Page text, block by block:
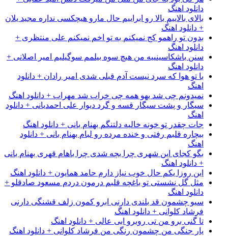
دانلود اهنگ
بالای بالاییم بالا رو ابراییم حال مارو هیچکسی نداره مجید یلان
+ دانلود اهنگ
بدون تو راهمو کج نمیکنم به تو اخم نمیکنم علی منتظری +
دانلود اهنگ
سنن باشکاسینییه من هیچ سوه بیلمم سوگیلیم امیر اصلانی +
دانلود اهنگ
با تو هوا که سرد نیست آدم قبلی شدی امیر رادان + دانلود
اهنگ
نمیدونم چی شد یهو همه چی خراب شد مهراب + دانلود اهنگ
سیگار و پشت سیگار قسه و گرد دیوار علی احمدیانی + دانلود
اهنگ
جات چقدر تو خونه خالیه دلتنگم بهنام بانی + دانلود اهنگ
بیچاره قلبم رفتی و خنده مرده رو لبام بهنام بانی + دانلود
اهنگ
بگو کجای این شهری چرا بچه شدی چرا باهام قهری بهنام بانی
+ دانلود اهنگ
این روزا یکم حال خوب نیاز دارم حامد همایون + دانلود اهنگ
مثل گل نشستی تو باغچه قلبم درمون دردم مسعود صادقلو +
دانلود اهنگ
سیو چشمون قد بلندی دارنی ابرو کمون زلف قشنگی دارنی
فرشاد کلوانی + دانلود اهنگ
تا گنی برو من تی روبرو ابی عالی + دانلود اهنگ
یار جنگی من چشمون رنگی من فرشاد کلوانی + دانلود اهنگ